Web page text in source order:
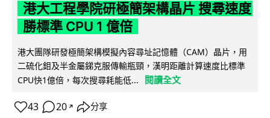
港大工程學院研極簡架構晶片 搜尋速度
勝標準 CPU 1 億倍
港大團隊研發極簡架構模擬內容尋址記憶體（CAM）晶片，用
二硫化鉬及半金屬銻克服傳輸瓶頸，漢明距離計算速度比標準
CPU快1億倍，每次搜尋耗能低...
閱讀全文
43 20 ↗ 分享